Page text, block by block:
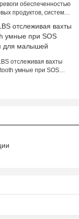
обеспеченностью
продуктов, система
securtiy, система
системы
отслеживая вахты
умные при SOS